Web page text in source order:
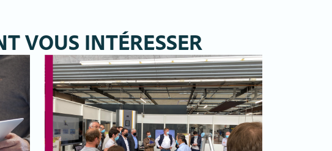
VOUS INTÉRESSER